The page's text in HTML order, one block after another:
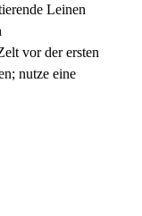
Leinen
vor der ersten
nutze eine